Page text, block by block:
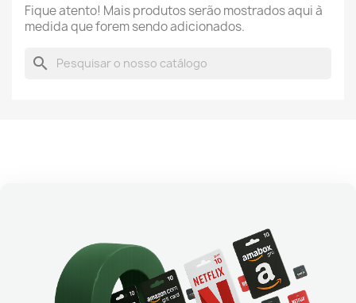
Fique atento! Mais produtos serão mostrados aqui à
medida que forem sendo adicionados.
search